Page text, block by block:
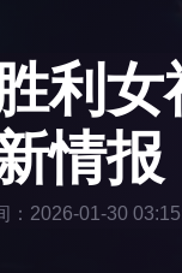
胜利
情报
：2026-01-30